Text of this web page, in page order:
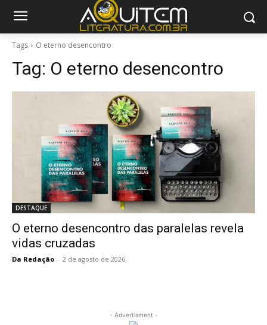
Tags O eterno desencontro
Tag: O eterno desencontro
DESTAQUE
O eterno desencontro das paralelas revela
vidas cruzadas
Da Redação - 2 de agosto de 2026
- Advertisment -